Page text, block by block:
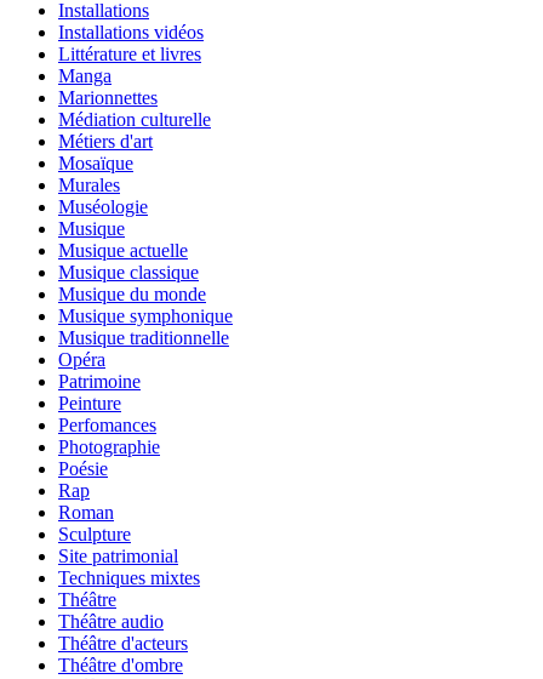
Installations
Installations vidéos
Littérature et livres
Manga
Marionnettes
Médiation culturelle
Métiers d'art
Mosaïque
Murales
Muséologie
Musique
Musique actuelle
Musique classique
Musique du monde
Musique symphonique
Musique traditionnelle
Opéra
Patrimoine
Peinture
Perfomances
Photographie
Poésie
Rap
Roman
Sculpture
Site patrimonial
Techniques mixtes
Théâtre
Théâtre audio
Théâtre d'acteurs
Théâtre d'ombre